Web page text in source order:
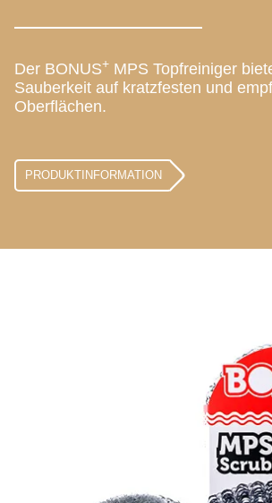
Der BONUS+ MPS Topfreiniger
Sauberkeit auf kratzfesten und
Oberflächen.
PRODUKTINFORMATION